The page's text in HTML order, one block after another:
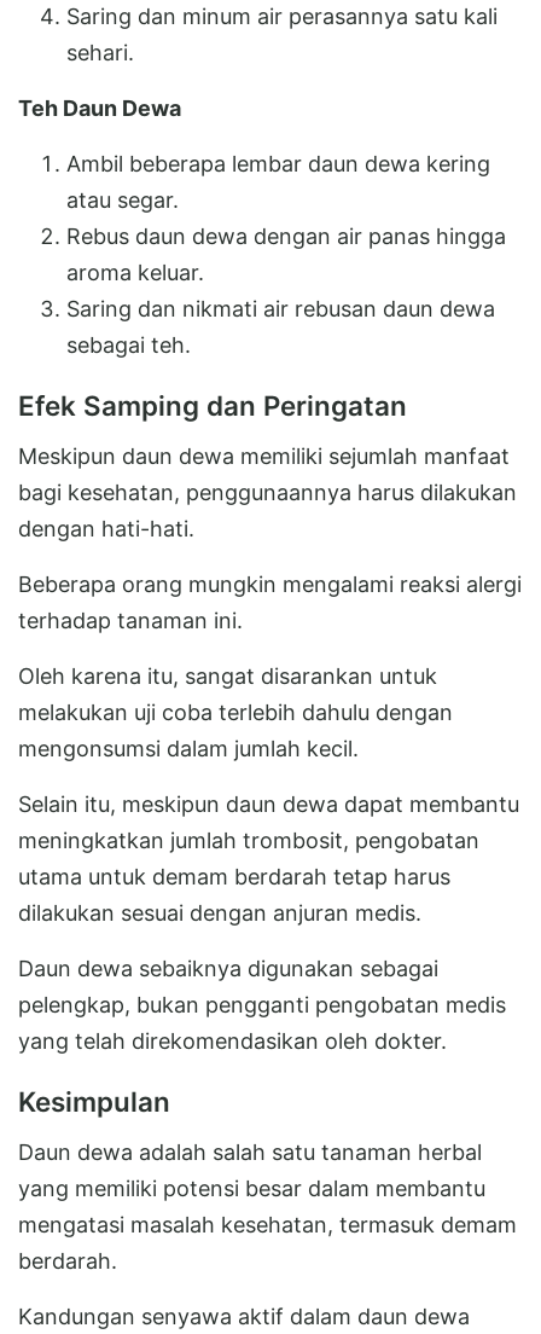
Saring dan minum air perasannya satu kali
sehari.
Teh Daun Dewa
Ambil beberapa lembar daun dewa kering
atau segar.
Rebus daun dewa dengan air panas hingga
aroma keluar.
Saring dan nikmati air rebusan daun dewa
sebagai teh.
Efek Samping dan Peringatan
Meskipun daun dewa memiliki sejumlah manfaat
bagi kesehatan, penggunaannya harus dilakukan
dengan hati-hati.
Beberapa orang mungkin mengalami reaksi alergi
terhadap tanaman ini.
Oleh karena itu, sangat disarankan untuk
melakukan uji coba terlebih dahulu dengan
mengonsumsi dalam jumlah kecil.
Selain itu, meskipun daun dewa dapat membantu
meningkatkan jumlah trombosit, pengobatan
utama untuk demam berdarah tetap harus
dilakukan sesuai dengan anjuran medis.
Daun dewa sebaiknya digunakan sebagai
pelengkap, bukan pengganti pengobatan medis
yang telah direkomendasikan oleh dokter.
Kesimpulan
Daun dewa adalah salah satu tanaman herbal
yang memiliki potensi besar dalam membantu
mengatasi masalah kesehatan, termasuk demam
berdarah.
Kandungan senyawa aktif dalam daun dewa